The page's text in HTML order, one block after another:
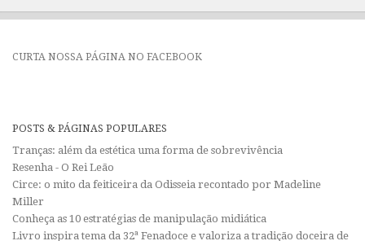
CURTA NOSSA PÁGINA NO FACEBOOK
POSTS & PÁGINAS POPULARES
Tranças: além da estética uma forma de sobrevivência
Resenha - O Rei Leão
Circe: o mito da feiticeira da Odisseia recontado por Madeline
Miller
Conheça as 10 estratégias de manipulação midiática
Livro inspira tema da 32ª Fenadoce e valoriza a tradição doceira de